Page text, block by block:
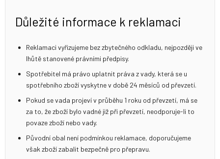
Důležité informace k reklamaci
Reklamaci vyřizujeme bez zbytečného odkladu, nejpozději ve
lhůtě stanovené právními předpisy.
Spotřebitel má právo uplatnit práva z vady, která se u
spotřebního zboží vyskytne v době 24 měsíců od převzetí.
Pokud se vada projeví v průběhu 1 roku od převzetí, má se
za to, že zboží bylo vadné již při převzetí, neodporuje-li to
povaze zboží nebo vady.
Původní obal není podmínkou reklamace, doporučujeme
však zboží zabalit bezpečně pro přepravu.